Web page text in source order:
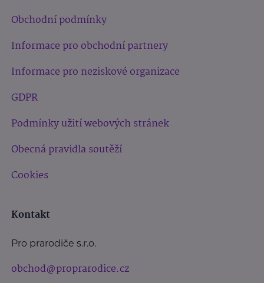
Obchodní podmínky
Informace pro obchodní partnery
Informace pro neziskové organizace
GDPR
Podmínky užití webových stránek
Obecná pravidla soutěží
Cookies
Kontakt
Pro prarodiče s.r.o.
obchod@proprarodice.cz